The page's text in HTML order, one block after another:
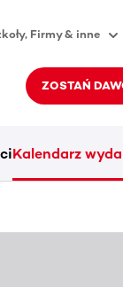
Firmy & inne
ZOSTAŃ
Kalendarz